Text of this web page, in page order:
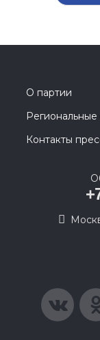
О партии
Контакты